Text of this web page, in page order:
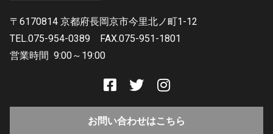
〒6170814 京都府長岡京市今里北ノ町1-12
TEL.075-954-0389
FAX.075-951-1801
営業時間 9:00～19:00
お問い合わせはこちら